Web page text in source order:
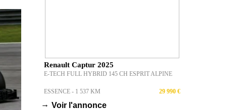
Renault Captur 2025
E-TECH FULL HYBRID 145 CH ESPRIT ALPINE
ESSENCE - 1 537 KM 29 990 €
→ Voir l'annonce